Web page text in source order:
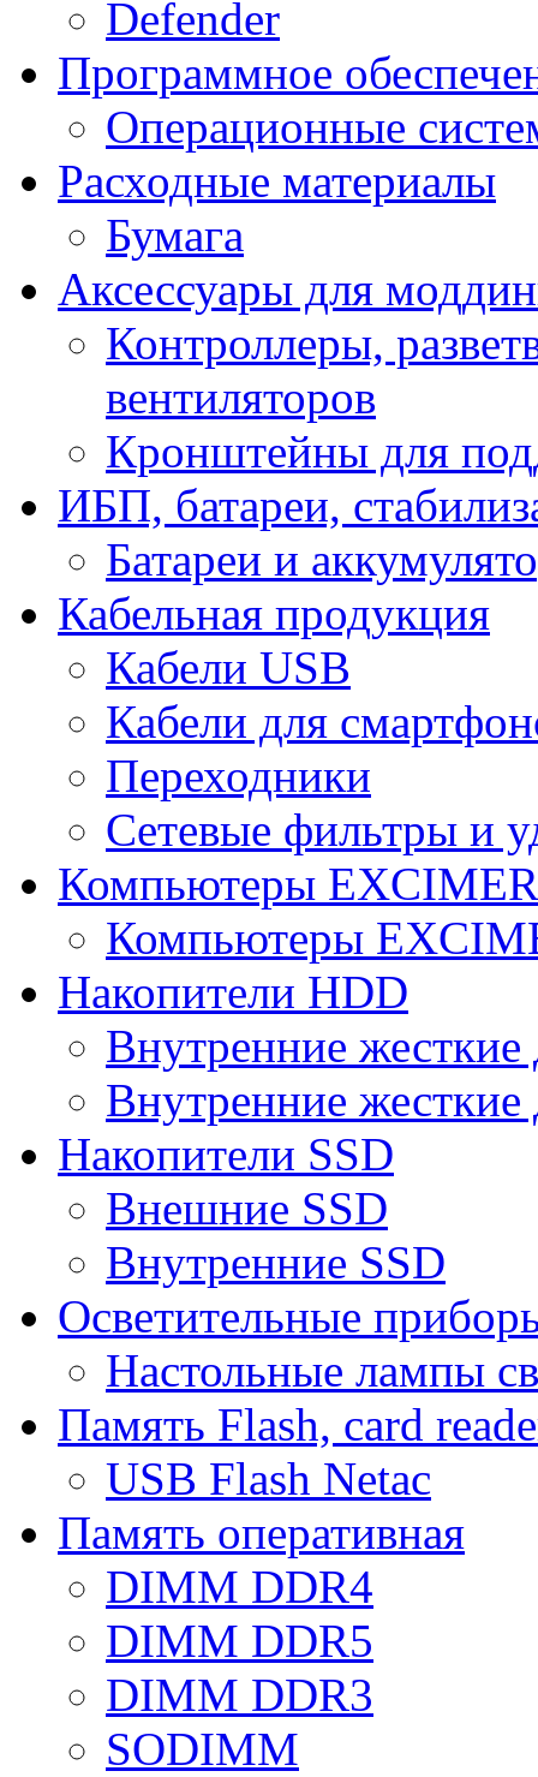
Defender
Программное
Операционные
Расходные материалы
Бумага
Аксессуары для
Контроллеры,
вентиляторов
Кронштейны для
ИБП, батареи,
Батареи и
Кабельная продукция
Кабели USB
Кабели для
Переходники
Сетевые фильтры и
Компьютеры
Компьютеры
Накопители HDD
Внутренние
Внутренние
Накопители SSD
Внешние SSD
Внутренние SSD
Осветительные
Настольные лампы
Память Flash, card
USB Flash Netac
Память оперативная
DIMM DDR4
DIMM DDR5
DIMM DDR3
SODIMM